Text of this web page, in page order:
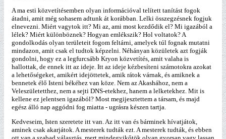
A ma esti közvetítésemben olyan információval telített tanítást fogok
átadni, amit még sohasem adtunk át korábban. Lelki összegzésnek fogjuk
elnevezni. Miért vagytok itt? Mi az, ami most kezdődik el? Mi igazából a
lélek? Miért különböznek? Hogyan emlékszik? Hol voltatok? A
gondolkodás olyan területeit fogom feltárni, amelyek túl fognak mutatni
mindazon, amit csak el tudtok képzelni. Néhányan közületek azt fogják
gondolni, hogy ez a legfurcsább Kryon közvetítés, amit valaha is
hallottak, de ennek itt az ideje. Itt az ideje kézbesíteni számotokra azokat
a lehetőségeket, amikért idejöttetek, amik rátok várnak, és amiknek a
bennetek élő Isteni békéhez van köze. Nem az Akashához, nem a
Veleszületetthez, nem a sejti DNS-etekhez, hanem a lelketekhez. Mit is
kellene ez jelentsen igazából? Most megijesztettem a társam, és majd
egész álló nap aggódni fog miatta - ugrásra készen tartja.
Kedveseim, Isten szeretete itt van. Az itt van és bárminek hívatjátok,
aminek csak akarjátok. A mesterek tudták ezt. A mesterek tudták, és ebben